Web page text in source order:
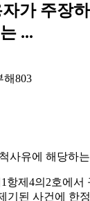
가 주장
...
해803
사유에 해당하
항제4의2호에서
기된 사건에 한